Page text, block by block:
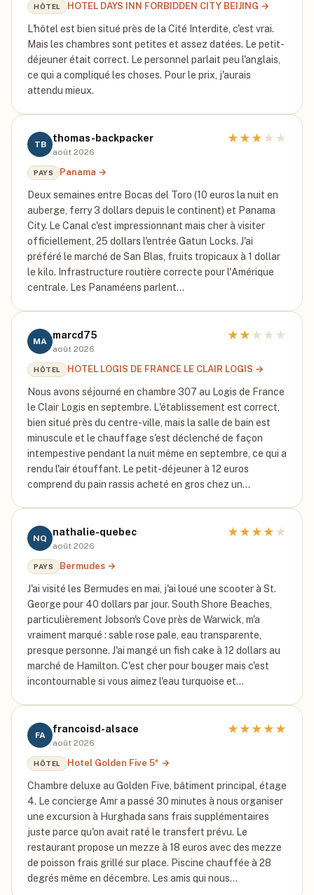
HÔTEL HOTEL DAYS INN FORBIDDEN CITY BEIJING →
L'hôtel est bien situé près de la Cité Interdite, c'est vrai.
Mais les chambres sont petites et assez datées. Le petit-
déjeuner était correct. Le personnel parlait peu l'anglais,
ce qui a compliqué les choses. Pour le prix, j'aurais
attendu mieux.
TB
thomas-backpacker
août 2026
★ ★ ★ ★ ★
PAYS Panama →
Deux semaines entre Bocas del Toro (10 euros la nuit en
auberge, ferry 3 dollars depuis le continent) et Panama
City. Le Canal c'est impressionnant mais cher à visiter
officiellement, 25 dollars l'entrée Gatun Locks. J'ai
préféré le marché de San Blas, fruits tropicaux à 1 dollar
le kilo. Infrastructure routière correcte pour l'Amérique
centrale. Les Panaméens parlent…
MA
marcd75
août 2026
★ ★ ★ ★ ★
HÔTEL HOTEL LOGIS DE FRANCE LE CLAIR LOGIS →
Nous avons séjourné en chambre 307 au Logis de France
le Clair Logis en septembre. L'établissement est correct,
bien situé près du centre-ville, mais la salle de bain est
minuscule et le chauffage s'est déclenché de façon
intempestive pendant la nuit même en septembre, ce qui a
rendu l'air étouffant. Le petit-déjeuner à 12 euros
comprend du pain rassis acheté en gros chez un…
NQ
nathalie-quebec
août 2026
★ ★ ★ ★ ★
PAYS Bermudes →
J'ai visité les Bermudes en mai, j'ai loué une scooter à St.
George pour 40 dollars par jour. South Shore Beaches,
particulièrement Jobson's Cove près de Warwick, m'a
vraiment marqué : sable rose pale, eau transparente,
presque personne. J'ai mangé un fish cake à 12 dollars au
marché de Hamilton. C'est cher pour bouger mais c'est
incontournable si vous aimez l'eau turquoise et…
FA
francoisd-alsace
août 2026
★ ★ ★ ★ ★
HÔTEL Hotel Golden Five 5* →
Chambre deluxe au Golden Five, bâtiment principal, étage
4. Le concierge Amr a passé 30 minutes à nous organiser
une excursion à Hurghada sans frais supplémentaires
juste parce qu'on avait raté le transfert prévu. Le
restaurant propose un mezze à 18 euros avec des mezze
de poisson frais grillé sur place. Piscine chauffée à 28
degrés même en décembre. Les amis qui nous…